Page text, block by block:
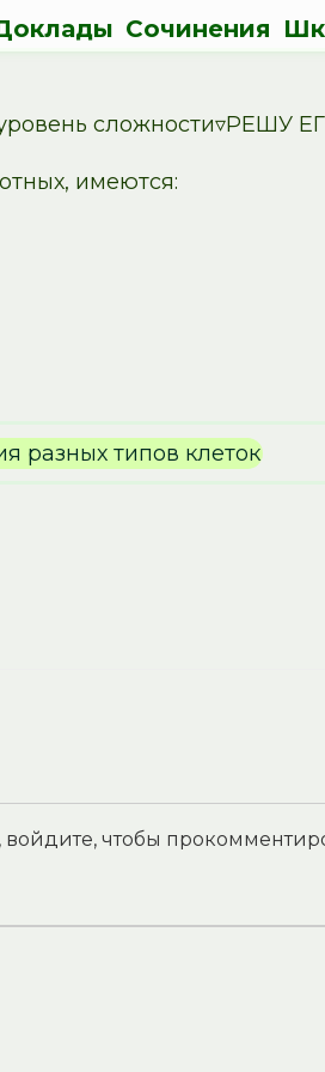
Сочинения
сложности▿РЕШУ
имеются:
разных типов клеток
войдите, чтобы